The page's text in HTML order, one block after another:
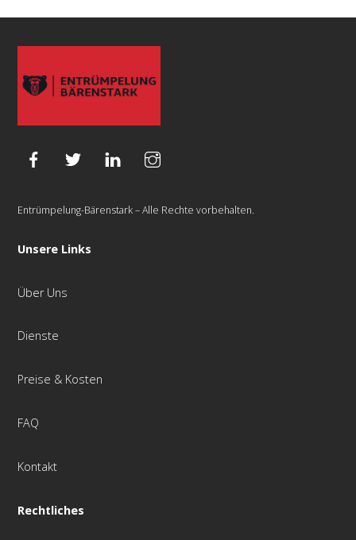
Entrümpelung-Bärenstark – Alle Rechte vorbehalten.
Unsere Links
Über Uns
Dienste
Preise & Kosten
FAQ
Kontakt
Rechtliches